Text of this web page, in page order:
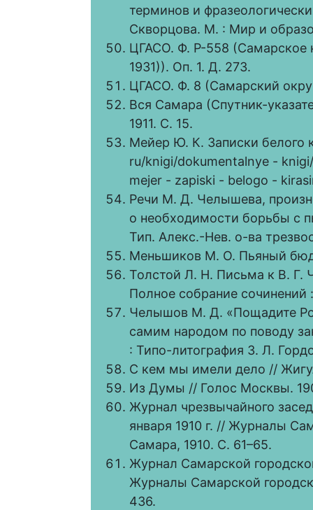
терминов и
Скворцова. М. : Мир и
ЦГАСО. Ф. Р-558 (Самарское
1931)). Оп. 1. Д. 273.
ЦГАСО. Ф. 8 (Самарский
Вся Самара (Спутник-
1911. С. 15.
Мейер Ю. К. Записки белого
ru/knigi/dokumentalnye -
mejer - zapiski - belogo -
Речи М. Д. Челышева,
о необходимости борьбы с
Тип. Алекс.-Нев. о-ва
Меньшиков М. О. Пьяный
Толстой Л. Н. Письма к В. Г.
Полное собрание
Челышов М. Д. «Пощадите
самим народом по поводу
: Типо-литография З. Л.
С кем мы имели дело //
Из Думы // Голос Москвы.
Журнал чрезвычайного
января 1910 г. // Журналы
Самара, 1910. С. 61–65.
Журнал Самарской
Журналы Самарской
436.